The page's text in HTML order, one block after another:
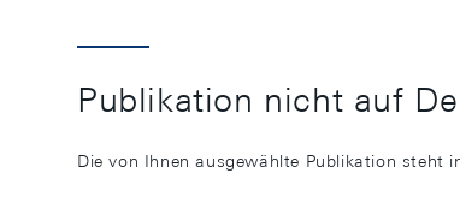
Publikation nicht auf
Die von Ihnen ausgewählte Publikation steht